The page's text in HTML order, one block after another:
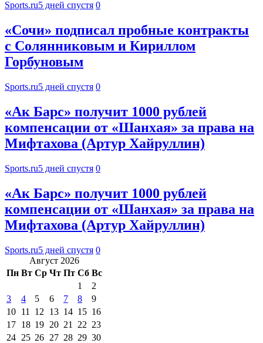
Sports.ru5 дней спустя 0
«Сочи» подписал пробные контракты
с Солянниковым и Кириллом
Горбуновым
Sports.ru5 дней спустя 0
«Ак Барс» получит 1000 рублей
компенсации от «Шанхая» за права на
Мифтахова (Артур Хайруллин)
Sports.ru5 дней спустя 0
«Ак Барс» получит 1000 рублей
компенсации от «Шанхая» за права на
Мифтахова (Артур Хайруллин)
Sports.ru5 дней спустя 0
Август 2026
Пн Вт Ср Чт Пт Сб Вс
1
2
3
4 5 6 7 8
9
10 11 12 13 14 15 16
17 18 19 20 21 22 23
24 25 26 27 28 29 30